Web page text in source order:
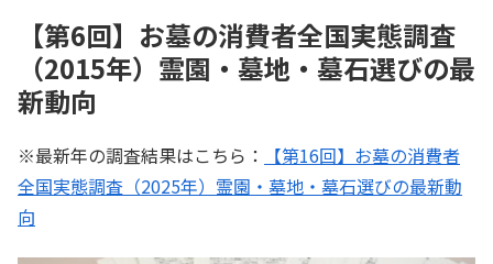
【第6回】お墓の消費者全国実態調査
（2015年）霊園・墓地・墓石選びの最
新動向
※最新年の調査結果はこちら：
【第16回】お墓の消費者
全国実態調査（2025年）霊園・墓地・墓石選びの最新動
向